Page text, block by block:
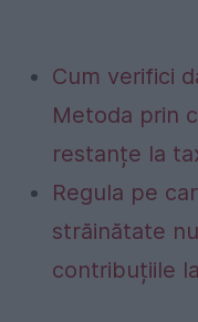
Cum verifici
Metoda prin
restanțe la
Regula pe
străinătate
contribuțiile